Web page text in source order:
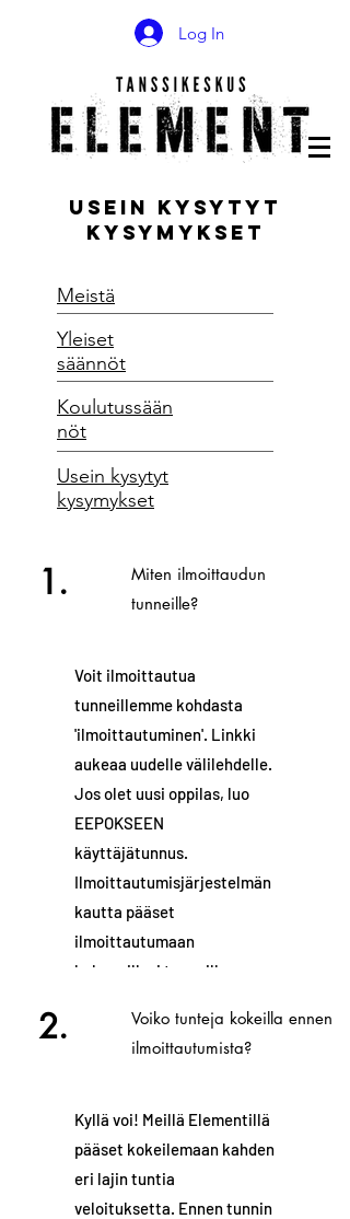
Log In
usein kysytyt
kysymykset
Meistä
Yleiset
säännöt
Koulutussään
nöt
Usein kysytyt
kysymykset
1.
Miten ilmoittaudun
tunneille?
Voit ilmoittautua
tunneillemme kohdasta
'ilmoittautuminen'. Linkki
aukeaa uudelle välilehdelle.
Jos olet uusi oppilas, luo
EEPOKSEEN
käyttäjätunnus.
Ilmoittautumisjärjestelmän
kautta pääset
ilmoittautumaan
haluamillesi tunneille.
2.
Voiko tunteja kokeilla ennen
ilmoittautumista?
Kyllä voi! Meillä Elementillä
pääset kokeilemaan kahden
eri lajin tuntia
veloituksetta. Ennen tunnin